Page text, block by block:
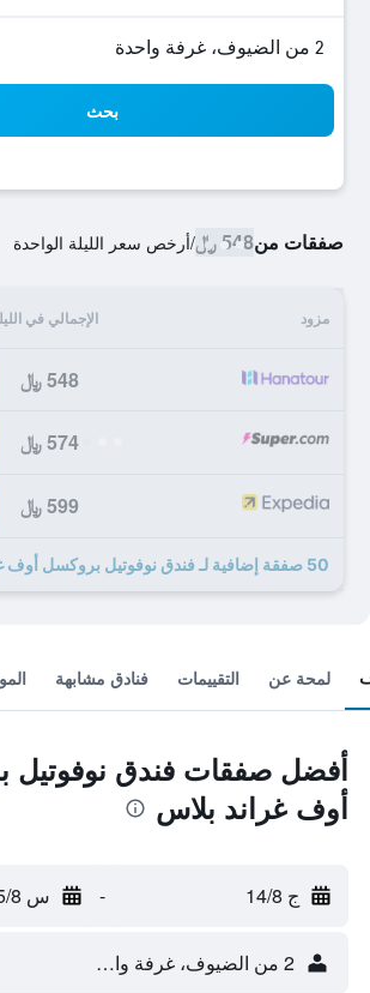
2 من الضيوف، غرفة واحدة
بحث
صفقات من548 ﷼ /أرخص سعر الليلة الواحدة
مزود الإجمالي في
548 ﷼
574 ﷼
599 ﷼
50 صفقة إضافية لـ فندق نوفوتيل بروكسل أوف غراند بلاس
لمحة عن التقييمات فنادق مشابهة
أفضل صفقات فندق نوفوتيل
أوف غراند بلاس
ج 14/8 - س 15/8
2 من الضيوف، غرفة واحدة